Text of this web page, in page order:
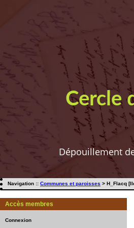
Cercle
Dépouillement
Navigation :: Communes et paroisses > H_Flacq
Accès membres
Connexion